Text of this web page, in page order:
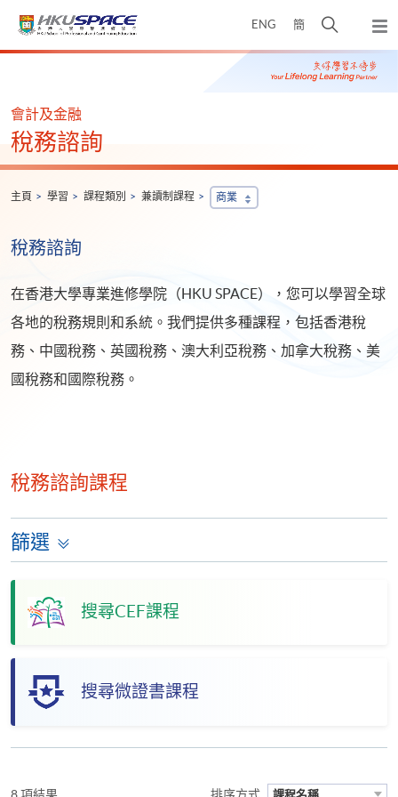
ENG 簡
開
搜
尋
彈
出
主
Main
會計及金融
稅務諮詢
主頁 學習 課程類別 兼讀制課程 商業
稅務諮詢
在香港大學專業進修學院（HKU SPACE），您可以學習全球
各地的稅務規則和系統。我們提供多種課程，包括香港稅
務、中國稅務、英國稅務、澳大利亞稅務、加拿大稅務、美
國稅務和國際稅務。
稅務諮詢課程
篩選
搜尋CEF課程
搜尋微證書課程